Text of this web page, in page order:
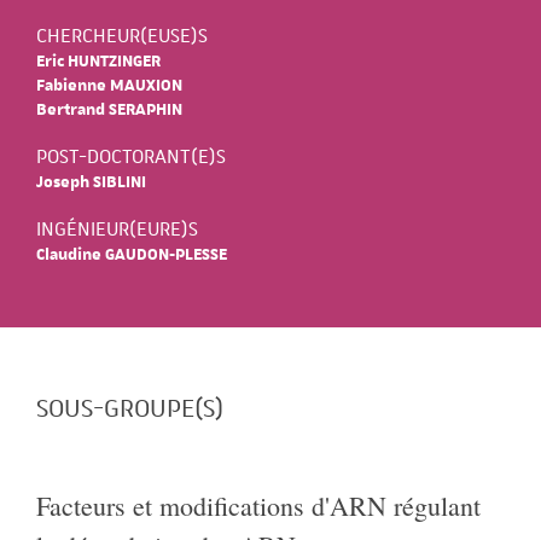
CHERCHEUR(EUSE)S
Eric HUNTZINGER
Fabienne MAUXION
Bertrand SERAPHIN
POST-DOCTORANT(E)S
Joseph SIBLINI
INGÉNIEUR(EURE)S
Claudine GAUDON-PLESSE
SOUS-GROUPE(S)
Facteurs et modifications d'ARN régulant